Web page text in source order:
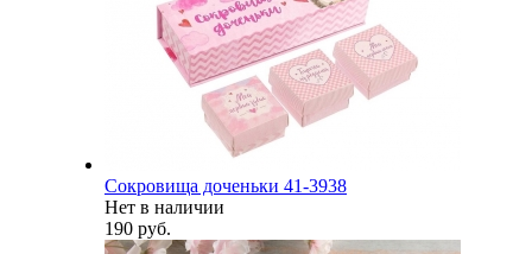
Сокровища доченьки 41-3938
Нет в наличии
190 руб.